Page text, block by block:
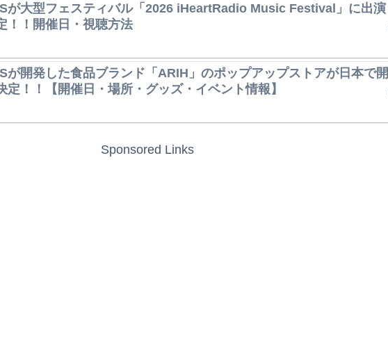
が大型フェスティバル「2026 iHeartRadio Music Festival」に出演
！！開催日・視聴方法
が開発した食品ブランド「ARIH」のポップアップストアが日本で開
定！！【開催日・場所・グッズ・イベント情報】
Sponsored Links